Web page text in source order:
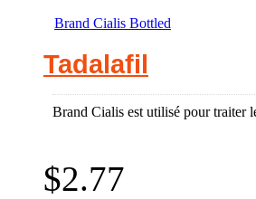
Brand Cialis Bottled
Tadalafil
Brand Cialis est utilisé pour traiter
$2.77